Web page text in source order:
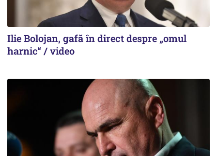
Ilie Bolojan, gafă în direct despre „omul
harnic“ / video